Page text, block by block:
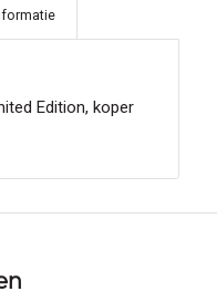
Edition, koper